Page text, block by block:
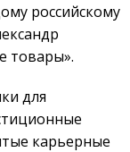
российскому
товары».
для
карьерные